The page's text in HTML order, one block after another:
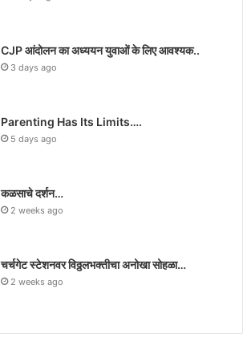
CJP आंदोलन का अध्ययन युवाओं के लिए आवश्यक..
3 days ago
Parenting Has Its Limits….
5 days ago
कळसाचे दर्शन…
2 weeks ago
चर्चगेट स्टेशनवर विठ्ठलभक्तीचा अनोखा सोहळा…
2 weeks ago